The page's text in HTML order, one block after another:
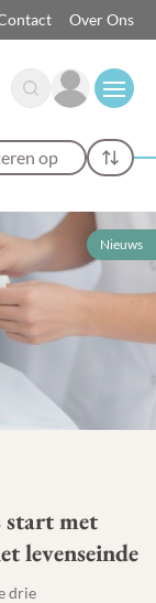
Over Ons
op
Nieuws
start met
levenseinde
drie